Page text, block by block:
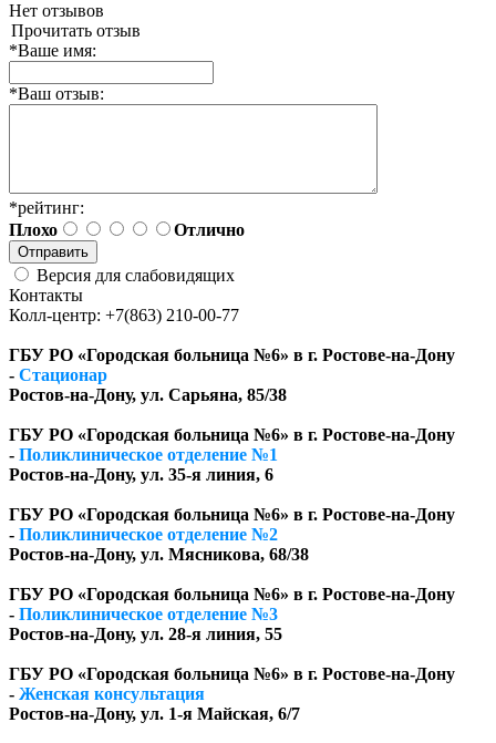
Нет отзывов
Прочитать отзыв
*Ваше имя:
*Ваш отзыв:
*рейтинг:
Плохо
Отлично
Версия для слабовидящих
Контакты
Колл-центр: +7(863) 210-00-77
ГБУ РО «Городская больница №6» в г. Ростове-на-Дону
- Стационар
Ростов-на-Дону, ул. Сарьяна, 85/38
ГБУ РО «Городская больница №6» в г. Ростове-на-Дону
- Поликлиническое отделение №1
Ростов-на-Дону, ул. 35-я линия, 6
ГБУ РО «Городская больница №6» в г. Ростове-на-Дону
- Поликлиническое отделение №2
Ростов-на-Дону, ул. Мясникова, 68/38
ГБУ РО «Городская больница №6» в г. Ростове-на-Дону
- Поликлиническое отделение №3
Ростов-на-Дону, ул. 28-я линия, 55
ГБУ РО «Городская больница №6» в г. Ростове-на-Дону
- Женская консультация
Ростов-на-Дону, ул. 1-я Майская, 6/7